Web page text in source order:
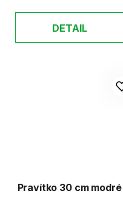
DETAIL
Pravítko 30 cm modré